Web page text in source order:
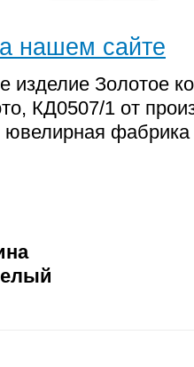
нашем сайте
изделие Золотое
КД0507/1 от
ювелирная